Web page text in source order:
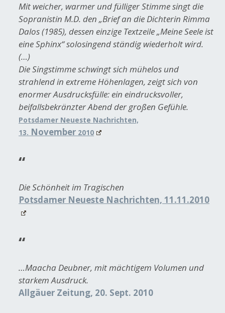
Mit weicher, warmer und fülliger Stimme singt die
Sopranistin M.D. den „Brief an die Dichterin Rimma
Dalos (1985), dessen einzige Textzeile „Meine Seele ist
eine Sphinx“ solosingend ständig wiederholt wird.
(…)
Die Singstimme schwingt sich mühelos und
strahlend in extreme Höhenlagen, zeigt sich von
enormer Ausdrucksfülle: ein eindrucksvoller,
beifallsbekränzter Abend der großen Gefühle.
Potsdamer Neueste Nachrichten,
13. November 2010
Die Schönheit im Tragischen
Potsdamer Neueste Nachrichten, 11.11.2010
…Maacha Deubner, mit mächtigem Volumen und
starkem Ausdruck.
Allgäuer Zeitung, 20. Sept. 2010